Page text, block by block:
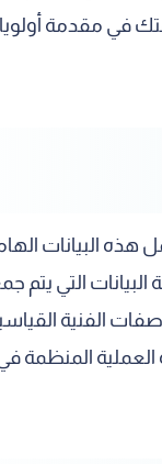
في مقدمة
البيانات
التي يتم
الفنية
المنظمة في